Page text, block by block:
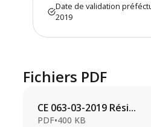
Date de validation
2019
Fichiers PDF
CE 063-03-2019 Rési...
PDF•400 KB